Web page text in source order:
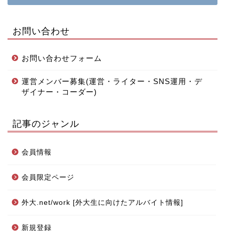
お問い合わせ
お問い合わせフォーム
運営メンバー募集(運営・ライター・SNS運用・デ
ザイナー・コーダー)
記事のジャンル
会員情報
会員限定ページ
外大.net/work [外大生に向けたアルバイト情報]
新規登録